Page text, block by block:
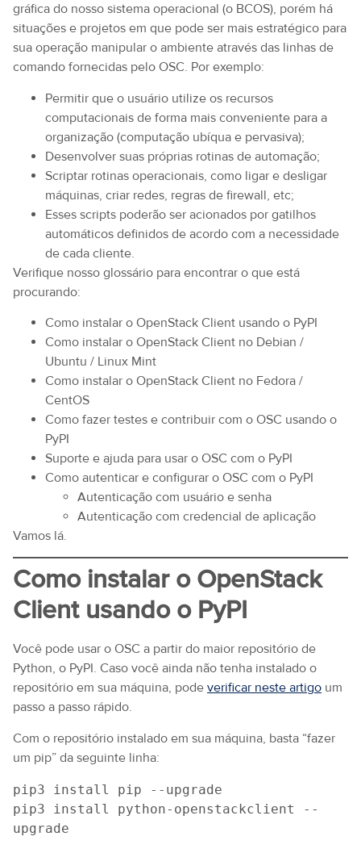
gráfica do nosso sistema operacional (o BCOS), porém há
situações e projetos em que pode ser mais estratégico para
sua operação manipular o ambiente através das linhas de
comando fornecidas pelo OSC. Por exemplo:
Permitir que o usuário utilize os recursos
computacionais de forma mais conveniente para a
organização (computação ubíqua e pervasiva);
Desenvolver suas próprias rotinas de automação;
Scriptar rotinas operacionais, como ligar e desligar
máquinas, criar redes, regras de firewall, etc;
Esses scripts poderão ser acionados por gatilhos
automáticos definidos de acordo com a necessidade
de cada cliente.
Verifique nosso glossário para encontrar o que está
procurando:
Como instalar o OpenStack Client usando o PyPI
Como instalar o OpenStack Client no Debian /
Ubuntu / Linux Mint
Como instalar o OpenStack Client no Fedora /
CentOS
Como fazer testes e contribuir com o OSC usando o
PyPI
Suporte e ajuda para usar o OSC com o PyPI
Como autenticar e configurar o OSC com o PyPI
Autenticação com usuário e senha
Autenticação com credencial de aplicação
Vamos lá.
Como instalar o OpenStack
Client usando o PyPI
Você pode usar o OSC a partir do maior repositório de
Python, o PyPI. Caso você ainda não tenha instalado o
repositório em sua máquina, pode verificar neste artigo um
passo a passo rápido.
Com o repositório instalado em sua máquina, basta “fazer
um pip” da seguinte linha:
pip3 install pip --upgrade
pip3 install python-openstackclient --
upgrade